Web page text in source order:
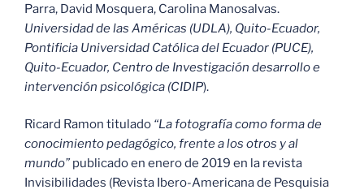
Parra, David Mosquera, Carolina Manosalvas.
Universidad de las Américas (UDLA), Quito-Ecuador,
Pontificia Universidad Católica del Ecuador (PUCE),
Quito-Ecuador, Centro de Investigación desarrollo e
intervención psicológica (CIDIP).
Ricard Ramon titulado “La fotografía como forma de
conocimiento pedagógico, frente a los otros y al
mundo”publicado en enero de 2019 en la revista
Invisibilidades (Revista Ibero-Americana de Pesquisia